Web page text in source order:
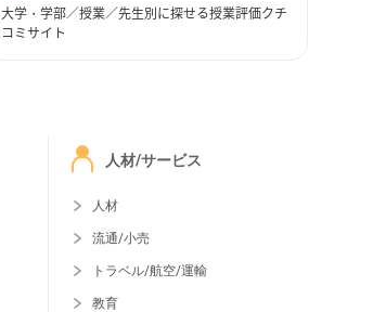
大学・学部／授業／先生別に探せる授業評価クチ
コミサイト
人材/サービス
人材
流通/小売
トラベル/航空/運輸
教育